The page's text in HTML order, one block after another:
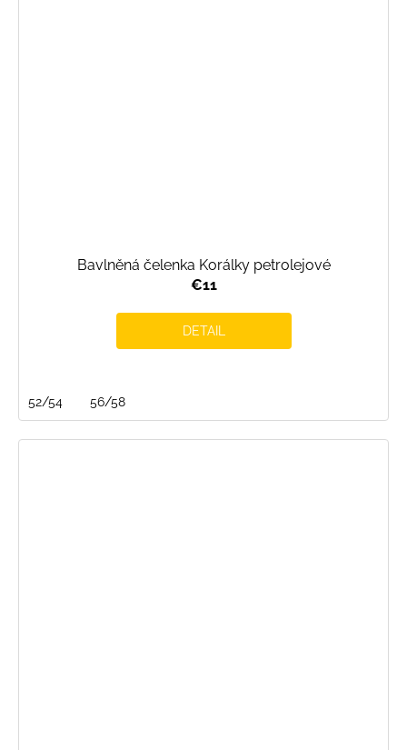
Bavlněná čelenka Korálky petrolejové
€11
DETAIL
52/54 56/58